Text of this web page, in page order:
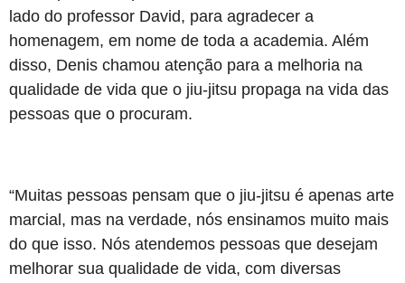
lado do professor David, para agradecer a
homenagem, em nome de toda a academia. Além
disso, Denis chamou atenção para a melhoria na
qualidade de vida que o jiu-jitsu propaga na vida das
pessoas que o procuram.
“Muitas pessoas pensam que o jiu-jitsu é apenas arte
marcial, mas na verdade, nós ensinamos muito mais
do que isso. Nós atendemos pessoas que desejam
melhorar sua qualidade de vida, com diversas